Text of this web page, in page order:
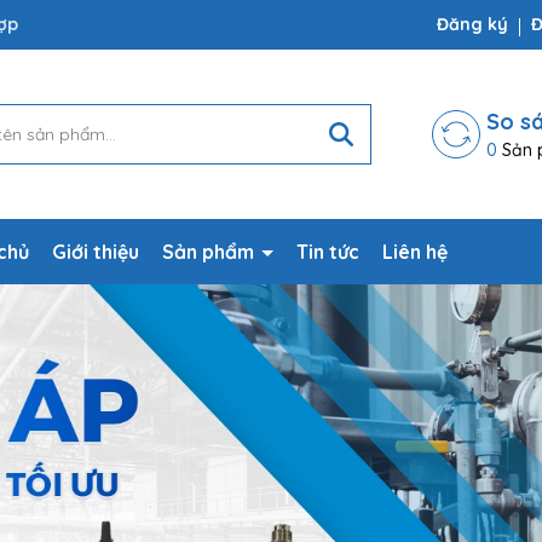
Đăng ký
So
0 Sản
Giới thiệu Sản phẩm Tin tức Liên hệ